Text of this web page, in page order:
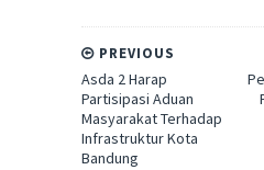
PREVIOUS
Asda 2 Harap
Partisipasi Aduan
Masyarakat Terhadap
Infrastruktur Kota
Bandung